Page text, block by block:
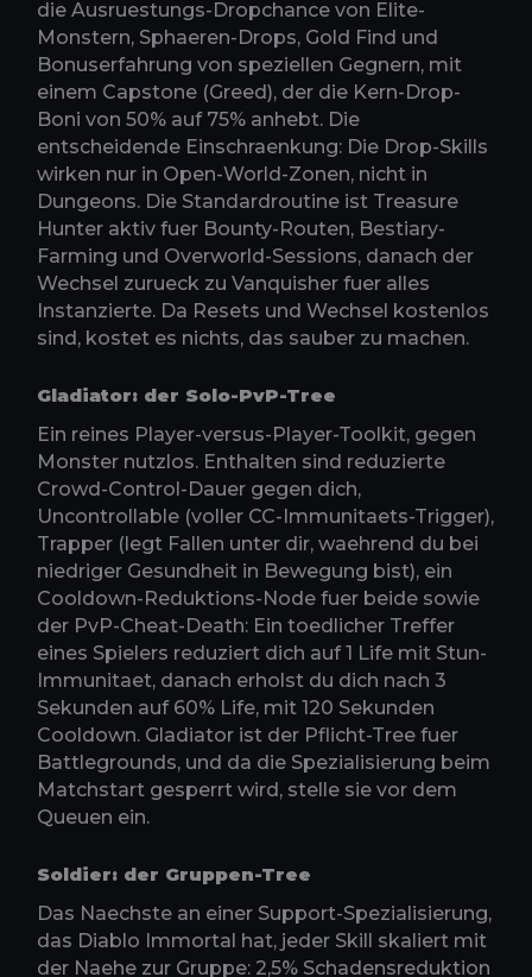
die Ausruestungs-Dropchance von Elite-
Monstern, Sphaeren-Drops, Gold Find und
Bonuserfahrung von speziellen Gegnern, mit
einem Capstone (Greed), der die Kern-Drop-
Boni von 50% auf 75% anhebt. Die
entscheidende Einschraenkung: Die Drop-Skills
wirken nur in Open-World-Zonen, nicht in
Dungeons. Die Standardroutine ist Treasure
Hunter aktiv fuer Bounty-Routen, Bestiary-
Farming und Overworld-Sessions, danach der
Wechsel zurueck zu Vanquisher fuer alles
Instanzierte. Da Resets und Wechsel kostenlos
sind, kostet es nichts, das sauber zu machen.
Gladiator: der Solo-PvP-Tree
Ein reines Player-versus-Player-Toolkit, gegen
Monster nutzlos. Enthalten sind reduzierte
Crowd-Control-Dauer gegen dich,
Uncontrollable (voller CC-Immunitaets-Trigger),
Trapper (legt Fallen unter dir, waehrend du bei
niedriger Gesundheit in Bewegung bist), ein
Cooldown-Reduktions-Node fuer beide sowie
der PvP-Cheat-Death: Ein toedlicher Treffer
eines Spielers reduziert dich auf 1 Life mit Stun-
Immunitaet, danach erholst du dich nach 3
Sekunden auf 60% Life, mit 120 Sekunden
Cooldown. Gladiator ist der Pflicht-Tree fuer
Battlegrounds, und da die Spezialisierung beim
Matchstart gesperrt wird, stelle sie vor dem
Queuen ein.
Soldier: der Gruppen-Tree
Das Naechste an einer Support-Spezialisierung,
das Diablo Immortal hat, jeder Skill skaliert mit
der Naehe zur Gruppe: 2,5% Schadensreduktion